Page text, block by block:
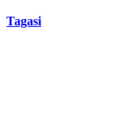
Tagasi